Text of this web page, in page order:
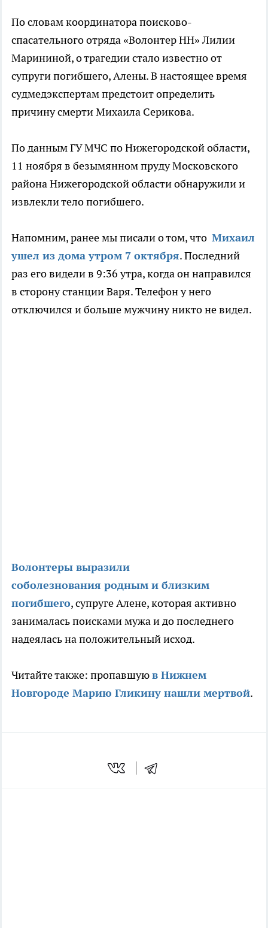
По словам координатора поисково-
спасательного отряда «Волонтер НН» Лилии
Марининой, о трагедии стало известно от
супруги погибшего, Алены. В настоящее время
судмедэкспертам предстоит определить
причину смерти Михаила Серикова.
По данным ГУ МЧС по Нижегородской области,
11 ноября в безымянном пруду Московского
района Нижегородской области обнаружили и
извлекли тело погибшего.
Напомним, ранее мы писали о том, что Михаил
ушел из дома утром 7 октября. Последний
раз его видели в 9:36 утра, когда он направился
в сторону станции Варя. Телефон у него
отключился и больше мужчину никто не видел.
Волонтеры выразили
соболезнования родным и близким
погибшего, супруге Алене, которая активно
занималась поисками мужа и до последнего
надеялась на положительный исход.
Читайте также: пропавшуюв Нижнем
Новгороде Марию Гликину нашли мертвой.